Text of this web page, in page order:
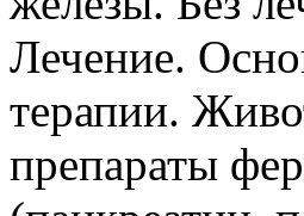
Лечение.
терапии.
препараты